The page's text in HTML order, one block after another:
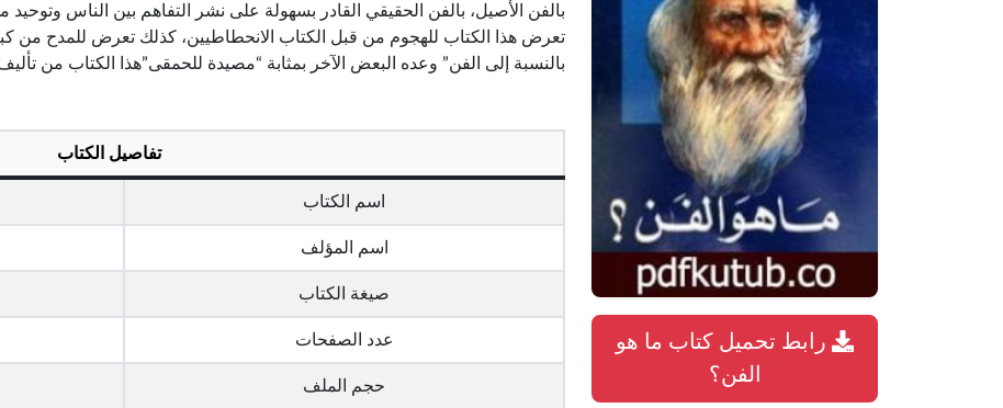
رابط تحميل كتاب ما هو
الفن؟
بالفن الأصيل، بالفن الحقيقي القادر بسهولة على نشر التفاهم بين الناس
تعرض هذا الكتاب للهجوم من قبل الكتاب الانحطاطيين، كذلك تعرض للمدح من
بالنسبة إلى الفن” وعده البعض الآخر بمثابة “مصيدة للحمقى”هذا الكتاب من
تفاصيل الكتاب
اسم الكتاب
اسم المؤلف
صيغة الكتاب
عدد الصفحات
حجم الملف